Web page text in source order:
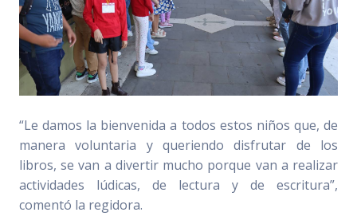
“Le damos la bienvenida a todos estos niños que, de
manera voluntaria y queriendo disfrutar de los
libros, se van a divertir mucho porque van a realizar
actividades lúdicas, de lectura y de escritura”,
comentó la regidora.